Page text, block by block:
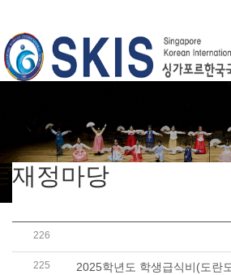
재정마당
226 2025학년도 결산서 공개(학
225 2025학년도 학생급식비(도란